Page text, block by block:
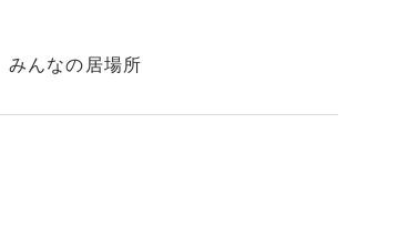
みんなの居場所